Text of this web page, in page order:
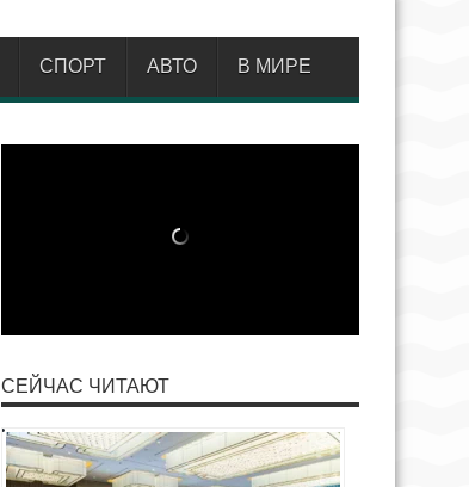
СПОРТ АВТО В МИРЕ
СЕЙЧАС ЧИТАЮТ